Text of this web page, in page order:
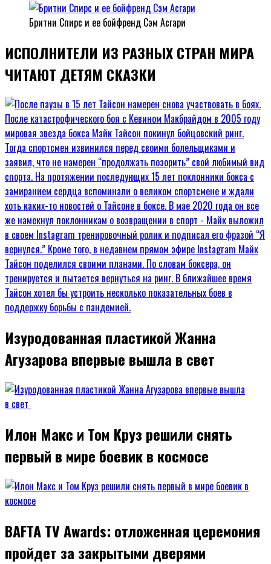
Бритни Спирс и ее бойфренд Сэм Асгари
ИСПОЛНИТЕЛИ ИЗ РАЗНЫХ СТРАН МИРА
ЧИТАЮТ ДЕТЯМ СКАЗКИ
Изуродованная пластикой Жанна
Агузарова впервые вышла в свет
Илон Макс и Том Круз решили снять
первый в мире боевик в космосе
BAFTA TV Awards: отложенная церемония
пройдет за закрытыми дверями